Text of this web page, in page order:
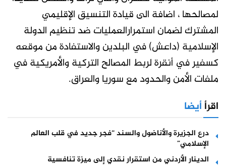
لمصالحها ، اضافة الى قيادة التنسيق الإقليمي
المشترك لضمان استمرارالعمليات ضد تنظيم الدولة
الإسلامية (داعش) في البلدين والاستفادة من موقعه
كسفير في أنقرة لربط المصالح التركية والأمريكية في
ملفات الأمن والحدود مع سوريا والعراق.
اقرأأيضا
درع الجزيرة والأناضول والسند “فجر جديد في قلب العالم
الإسلامي”
الدينار الأردني من استقرار نقدي إلى ميزة تنافسية